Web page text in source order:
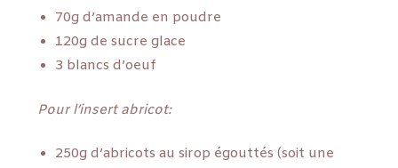
70g d’amande en poudre
120g de sucre glace
3 blancs d’oeuf
Pour l’insert abricot:
250g d’abricots au sirop égouttés (soit une